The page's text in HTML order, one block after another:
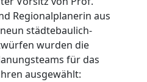
Regionalplanerin aus
städtebaulich-
wurden die
für das
ausgewählt: